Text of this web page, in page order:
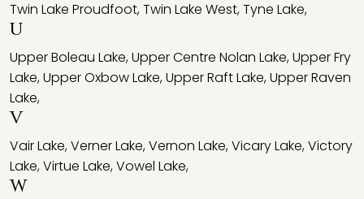
Twin Lake Proudfoot,Twin Lake West,Tyne Lake,
U
Upper Boleau Lake,Upper Centre Nolan Lake,Upper Fry
Lake,Upper Oxbow Lake,Upper Raft Lake,Upper Raven
Lake,
V
Vair Lake,Verner Lake,Vernon Lake,Vicary Lake,Victory
Lake,Virtue Lake,Vowel Lake,
W